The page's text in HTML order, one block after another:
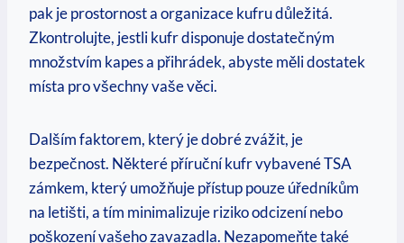
‌pak je prostornost a organizace kufru důležitá.
Zkontrolujte, jestli kufr disponuje⁤ dostatečným
množstvím kapes a přihrádek, ⁢abyste měli⁢ dostatek⁣
místa​ pro⁣ všechny⁢ vaše věci.
Dalším faktorem, ⁤který je dobré ​zvážit, je
bezpečnost. Některé příruční kufr vybavené TSA
⁣zámkem, který ⁤umožňuje přístup pouze úředníkům
⁤na letišti, a tím minimalizuje riziko odcizení nebo
poškození vašeho ⁣zavazadla. Nezapomeňte také⁢